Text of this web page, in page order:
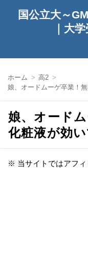
国公立大～
｜大
ホーム
高2
娘、オードムーゲ卒業！
娘、オード
化粧液が効い
※ 当サイトではアフ